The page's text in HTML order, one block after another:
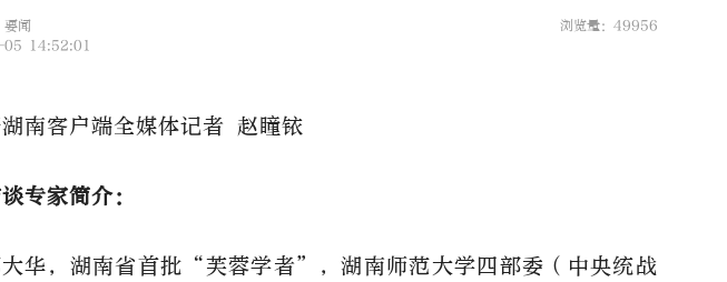
闻
浏览量：49956
14:52:01
南客户端全媒体记者 赵瞳铱
专家简介：
华，湖南省首批 “芙蓉学者”，湖南师范大学四部委（中央统战